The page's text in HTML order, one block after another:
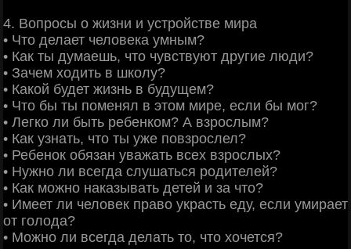
4. Вопросы о жизни и устройстве мира
• Что делает человека умным?
• Как ты думаешь, что чувствуют другие люди?
• Зачем ходить в школу?
• Какой будет жизнь в будущем?
• Что бы ты поменял в этом мире, если бы мог?
• Легко ли быть ребенком? А взрослым?
• Как узнать, что ты уже повзрослел?
• Ребенок обязан уважать всех взрослых?
• Нужно ли всегда слушаться родителей?
• Как можно наказывать детей и за что?
• Имеет ли человек право украсть еду, если умирает
от голода?
• Можно ли всегда делать то, что хочется?